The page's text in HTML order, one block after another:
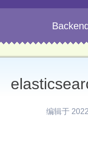
编辑于